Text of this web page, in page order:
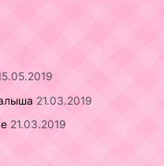
21.03.2019
21.03.2019